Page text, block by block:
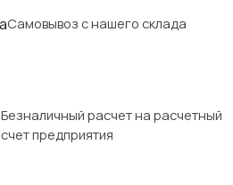
Самовывоз с нашего склада
Безналичный расчет на расчетный
счет предприятия